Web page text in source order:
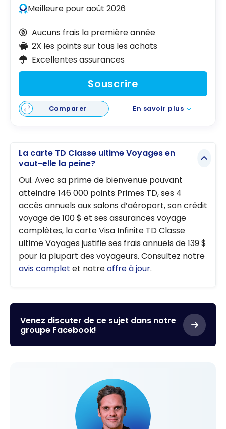
Meilleure pour août 2026
Aucuns frais la première année
2X les points sur tous les achats
Excellentes assurances
Souscrire
Comparer En savoir plus
La carte TD Classe ultime Voyages en
vaut-elle la peine?
Oui. Avec sa prime de bienvenue pouvant
atteindre 146 000 points Primes TD, ses 4
accès annuels aux salons d’aéroport, son crédit
voyage de 100 $ et ses assurances voyage
complètes, la carte Visa Infinite TD Classe
ultime Voyages justifie ses frais annuels de 139 $
pour la plupart des voyageurs. Consultez notre
avis complet et notreoffre à jour.
Venez discuter de ce sujet dans notre
groupe Facebook!